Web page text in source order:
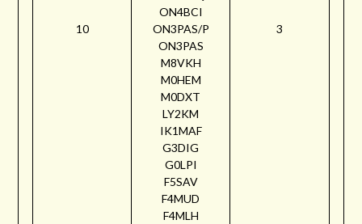
10
ON4BCI
ON3PAS/P
ON3PAS
M8VKH
M0HEM
M0DXT
LY2KM
IK1MAF
G3DIG
G0LPI
F5SAV
F4MUD
F4MLH
3